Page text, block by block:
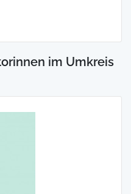
im Umkreis